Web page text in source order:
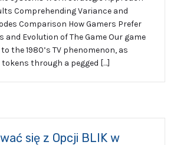
Comprehending Variance and
Comparison How Gamers Prefer
and Evolution of The Game Our game
the 1980’s TV phenomenon, as
through a pegged […]
się z Opcji BLIK w